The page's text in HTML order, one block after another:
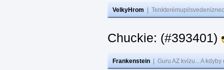
VelkyHrom
Chuckie: (#393401)
Frankenstein Guru AZ kvízu... A